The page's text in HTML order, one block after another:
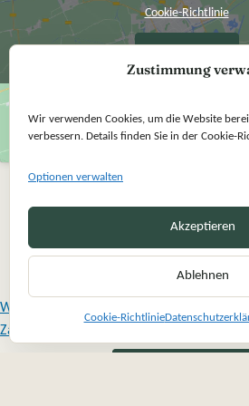
Zustimmung
Wir verwenden Cookies, um die Website
verbessern. Details finden Sie in der Cookie-
Optionen verwalten
Akzeptieren
Ablehnen
Cookie-Richtlinie
Cookie-Richtlinie
Widerrufsbelehrung
Zahlung und Versand